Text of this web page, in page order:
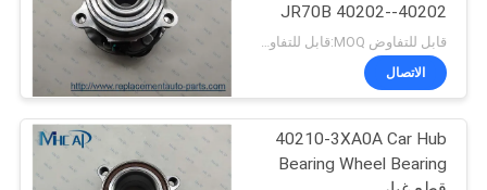
أجزاء أجهزة
الاستشعار
323
40202-JR70B 40202-
JR70C
الاتصال
40210-3XA0A Car Hub
Bearing Wheel Bearing